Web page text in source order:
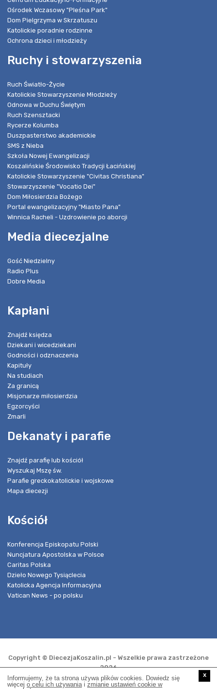
Ośrodek Wczasowy "Pleśna Park"
Dom Pielgrzyma w Skrzatuszu
Katolickie poradnie rodzinne
Ochrona dzieci i młodzieży
Ruchy i stowarzyszenia
Ruch Światło-Życie
Katolickie Stowarzyszenie Młodzieży
Odnowa w Duchu Świętym
Ruch Szensztacki
Rycerze Kolumba
Duszpasterstwo akademickie
SMS z Nieba
Szkoła Nowej Ewangelizacji
Koszalińskie Środowisko Tradycji Łacińskiej
Katolickie Stowarzyszenie "Civitas Christiana"
Stowarzyszenie "Vocatio Dei"
Dom Miłosierdzia Bożego
Portal ewangelizacyjny "Miasto Pana"
Winnica Racheli - Uzdrowienie po aborcji
Media diecezjalne
Gość Niedzielny
Radio Plus
Dobre Media
Kapłani
Znajdź księdza
Dziekani i wicedziekani
Godności i odznaczenia
Kapituły
Na studiach
Za granicą
Misjonarze miłosierdzia
Egzorcyści
Zmarli
Dekanaty i parafie
Znajdź parafię lub kościół
Wyszukaj Mszę św.
Parafie greckokatolickie i wojskowe
Mapa diecezji
Kościół
Konferencja Episkopatu Polski
Nuncjatura Apostolska w Polsce
Caritas Polska
Dzieło Nowego Tysiąclecia
Katolicka Agencja Informacyjna
Vatican News - po polsku
Copyright © DiecezjaKoszalin.pl - Wszelkie prawa zastrzeżone
2026
Informujemy, że ta strona używa plików cookies. Dowiedz się
więcej o celu ich używaniai zmianie ustawień cookie w
x